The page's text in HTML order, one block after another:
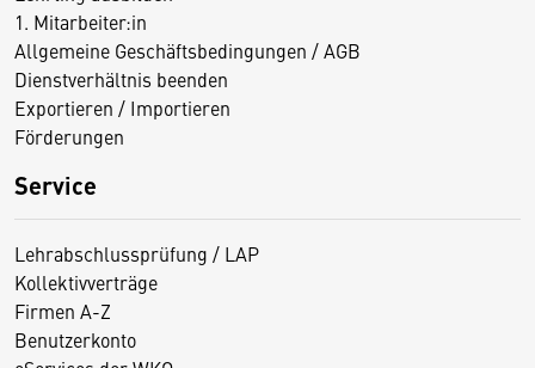
1. Mitarbeiter:in
Allgemeine Geschäftsbedingungen / AGB
Dienstverhältnis beenden
Exportieren / Importieren
Förderungen
Service
Lehrabschlussprüfung / LAP
Kollektivverträge
Firmen A-Z
Benutzerkonto